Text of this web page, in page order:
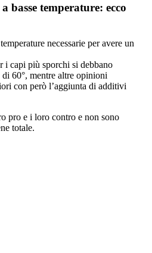
basse temperature: ecco
necessarie per avere un
i capi più sporchi si debbano
60°, mentre altre opinioni
con però l’aggiunta di additivi
pro e i loro contro e non sono
totale.